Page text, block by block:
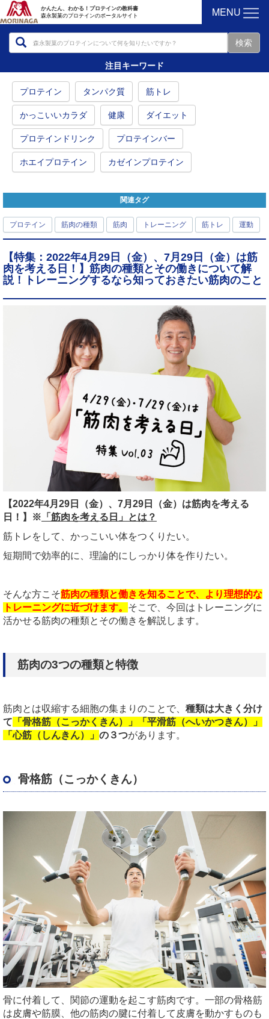
かんたん、わかる！プロテインの教科書
森永製菓のプロテインのポータルサイト
MENU
注目キーワード
プロテイン タンパク質 筋トレ
かっこいいカラダ 健康 ダイエット
プロテインドリンク プロテインバー
ホエイプロテイン カゼインプロテイン
関連タグ
プロテイン 筋肉の種類 筋肉 トレーニング 筋トレ 運動
【特集：2022年4月29日（金）、7月29日（金）は筋
肉を考える日！】筋肉の種類とその働きについて解
説！トレーニングするなら知っておきたい筋肉のこと
【2022年4月29日（金）、7月29日（金）は筋肉を考える
日！】
※ 「筋肉を考える日」とは？
筋トレをして、かっこいい体をつくりたい。
短期間で効率的に、理論的にしっかり体を作りたい。
そんな方こそ筋肉の種類と働きを知ることで、より理想的な
トレーニングに近づけます。 そこで、今回はトレーニングに
活かせる筋肉の種類とその働きを解説します。
筋肉の3つの種類と特徴
筋肉とは収縮する細胞の集まりのことで、 種類は大きく分け
て 「骨格筋（こっかくきん）」「平滑筋（へいかつきん）」
「心筋（しんきん）」 の３つがあります。
骨格筋（こっかくきん）
骨に付着して、関節の運動を起こす筋肉です。一部の骨格筋
は皮膚や筋膜、他の筋肉の腱に付着して皮膚を動かすものも